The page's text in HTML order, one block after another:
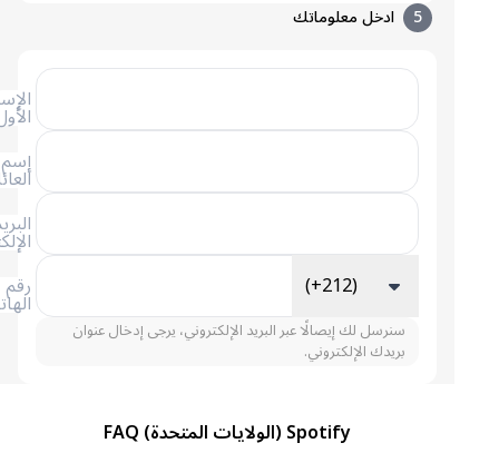
ادخل معلوماتك
العائلة
الإلكتروني
الهاتف (+212)
سنرسل لك إيصالًا عبر البريد الإلكتروني، يرجى إدخال عنوان
بريدك الإلكتروني.
Spotify (الولايات المتحدة) FAQ